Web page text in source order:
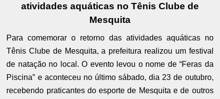
atividades aquáticas no Tênis Clube de
Mesquita
Para comemorar o retorno das atividades aquáticas no
Tênis Clube de Mesquita, a prefeitura realizou um festival
de natação no local. O evento levou o nome de “Feras da
Piscina” e aconteceu no último sábado, dia 23 de outubro,
recebendo praticantes do esporte de Mesquita e de outros